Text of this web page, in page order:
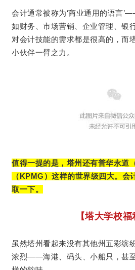
会计通常被称为‘商业通用的语言
如财务、市场营销、企业管理、银
对会计技能的需求都是很高的，而
小伙伴一臂之力。
值得一提的是，塔州还有普华永道
（KPMG）这样的世界级四大。会
取一下。
【塔大学校福
虽然塔州看起来没有其他州五彩缤
浓烈——海港、码头、小船只，甚